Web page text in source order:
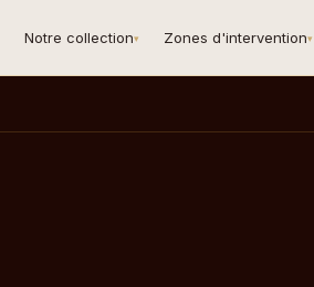
Notre collection▾ Zones d'intervention▾